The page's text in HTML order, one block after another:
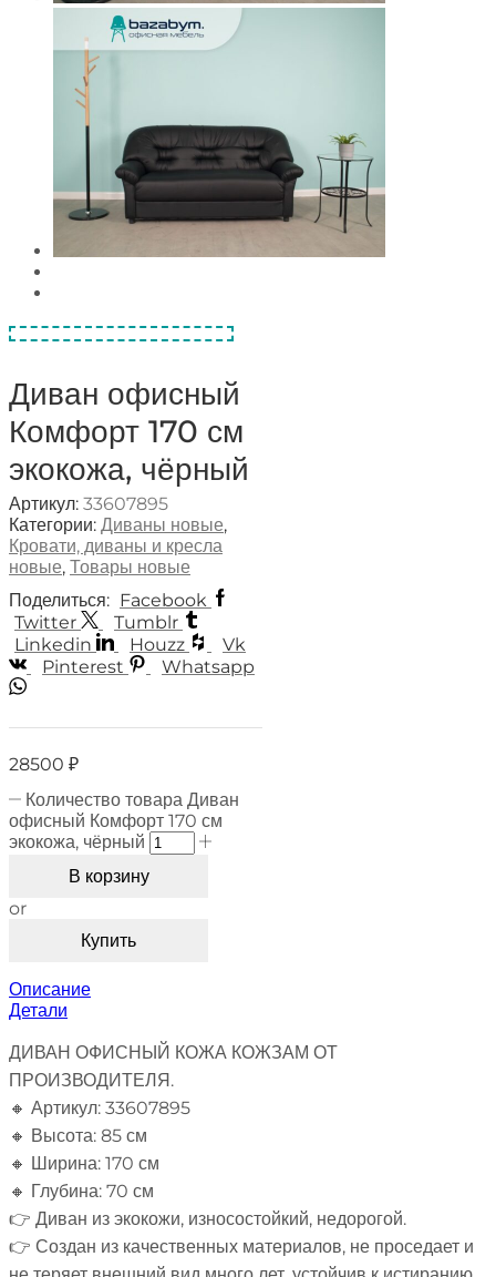
Диван офисный
Комфорт 170 см
экокожа, чёрный
Артикул: 33607895
Категории: Диваны новые,
Кровати, диваны и кресла
новые, Товары новые
Поделиться: Facebook
Twitter
Tumblr
Linkedin
Houzz
Vk
Pinterest
Whatsapp
28500 ₽
Количество товара Диван
офисный Комфорт 170 см
экокожа, чёрный
В корзину
or
Купить
Описание
Детали
ДИВАН ОФИСНЫЙ КОЖА КОЖЗАМ ОТ
ПРОИЗВОДИТЕЛЯ.
🔸 Артикул: 33607895
🔸 Высота: 85 см
🔸 Ширина: 170 см
🔸 Глубина: 70 см
👉 Диван из экокожи, износостойкий, недорогой.
👉 Создан из качественных материалов, не проседает и